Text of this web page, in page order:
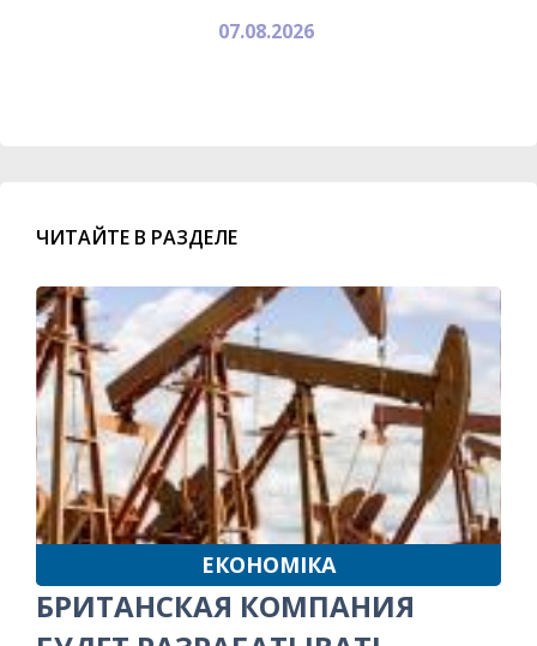
07.08.2026
ЧИТАЙТЕ В РАЗДЕЛЕ
ЕКОНОМІКА
БРИТАНСКАЯ КОМПАНИЯ